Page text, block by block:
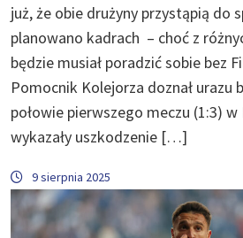
już, że obie drużyny przystąpią do
planowano kadrach – choć z
będzie musiał poradzić sobie bez
Pomocnik Kolejorza doznał urazu
połowie pierwszego meczu (1:3)
wykazały uszkodzenie […]
9 sierpnia 2025